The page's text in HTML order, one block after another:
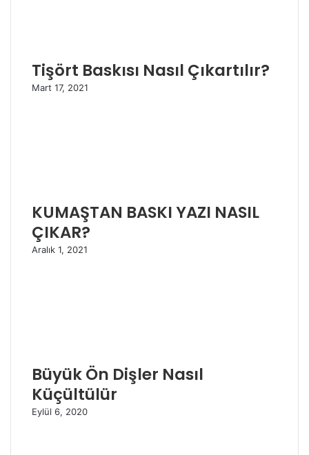
Tişört Baskısı Nasıl Çıkartılır?
Mart 17, 2021
KUMAŞTAN BASKI YAZI NASIL
ÇIKAR?
Aralık 1, 2021
Büyük Ön Dişler Nasıl
Küçültülür
Eylül 6, 2020